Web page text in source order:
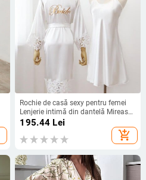
Rochie de casă sexy pentru femei
Lenjerie intimă din dantelă Mireasă
Set halat de mireasă Lenjerie de
noapte Lenjerie de dormit casual
Kimono halat de baie
195.44 Lei
add_shopping_cart